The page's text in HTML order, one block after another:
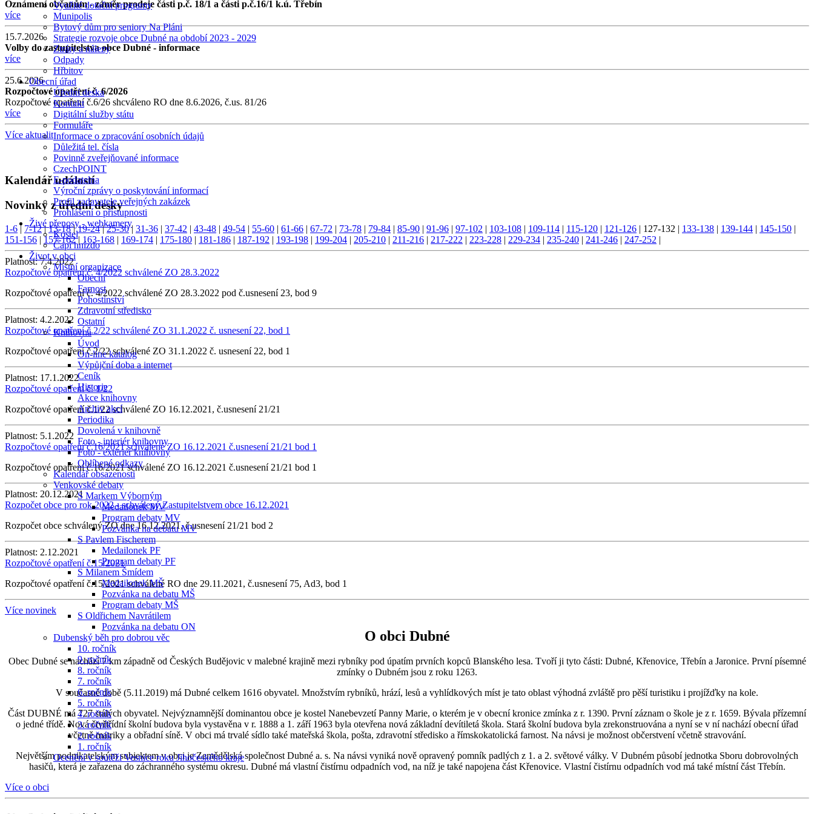
Využité dotační programy
Munipolis
Bytový dům pro seniory Na Pláni
Strategie rozvoje obce Dubné na období 2023 - 2029
Ztráty a nálezy
Odpady
Hřbitov
Obecní úřad
Úřední deska
Kontakt
Digitální služby státu
Formuláře
Informace o zpracování osobních údajů
Důležitá tel. čísla
Povinně zveřejňované informace
CzechPOINT
E-podatelna
Výroční zprávy o poskytování informací
Profil zadavatele veřejných zakázek
Prohlášení o přístupnosti
Živé přenosy - webkamery
Kostel
Čapí hnízdo
Život v obci
Místní organizace
Obecní
Farnost
Pohostinství
Zdravotní středisko
Ostatní
Knihovna
Úvod
On-line katalog
Výpůjční doba a internet
Ceník
Historie
Akce knihovny
Archiv akcí
Periodika
Dovolená v knihovně
Foto - interiér knihovny
Foto - exteriér knihovny
Oblíbené odkazy
Kalendář obsazenosti
Venkovské debaty
S Markem Výborným
Medailonek MV
Program debaty MV
Pozvánka na debatu MV
S Pavlem Fischerem
Medailonek PF
Program debaty PF
S Milanem Šmídem
Medailonek MŠ
Pozvánka na debatu MŠ
Program debaty MŠ
S Oldřichem Navrátilem
Pozvánka na debatu ON
Dubenský běh pro dobrou věc
10. ročník
9. ročník
8. ročník
7. ročník
6. ročník
5. ročník
4. ročník
3. ročník
2. ročník
1. ročník
Ocenění v soutěži Vesnice roku Jihočeského kraje
Oznámení občanům - záměr prodeje části p.č. 18/1 a části p.č.16/1 k.ú. Třebín
více
15.7.2026
Volby do zastupitelstva obce Dubné - informace
více
25.6.2026
Rozpočtové opatření č. 6/2026
Rozpočtové opatření č.6/26 shcváleno RO dne 8.6.2026, č.us. 81/26
více
Více aktualit
Kalendář událostí
Novinky z úřední desky
1-6| 7-12|13-18|19-24|25-30| 31-36 | 37-42 | 43-48 | 49-54 | 55-60 | 61-66 | 67-72 | 73-78 | 79-84 | 85-90 | 91-96 | 97-102 | 103-108 | 109-114 | 115-120 | 121-126 | 127-132 | 133-138 | 139-144 | 145-150 |
151-156 | 157-162| 163-168 | 169-174 | 175-180 | 181-186 | 187-192 | 193-198 | 199-204 | 205-210 | 211-216 | 217-222 | 223-228 | 229-234 | 235-240 | 241-246 | 247-252 |
Platnost:7.4.2022
Rozpočtové opatření č. 4/2022 schválené ZO 28.3.2022
Rozpočtové opatření č. 4/2022 schválené ZO 28.3.2022 pod č.usnesení 23, bod 9
Platnost: 4.2.2022
Rozpočtové opatření č.2/22 schválené ZO 31.1.2022 č. usnesení 22, bod 1
Rozpočtové opatření č.2/22 schválené ZO 31.1.2022 č. usnesení 22, bod 1
Platnost: 17.1.2022
Rozpočtové opatření č. 1/22
Rozpočtové opatření č.1/22 schválené ZO 16.12.2021, č.usnesení 21/21
Platnost: 5.1.2022
Rozpočtové opatření č.16/2021 schválené ZO 16.12.2021 č.usnesení 21/21 bod 1
Rozpočtové opatření č.16/2021 schválené ZO 16.12.2021 č.usnesení 21/21 bod 1
Platnost: 20.12.2021
Rozpočet obce pro rok 2022 - schválený Zastupitelstvem obce 16.12.2021
Rozpočet obce schválený ZO dne 16.12.2021, č.usnesení 21/21 bod 2
Platnost: 2.12.2021
Rozpočtové opatření č.15/2021
Rozpočtové opatření č.15/2021 schválené RO dne 29.11.2021, č.usnesení 75, Ad3, bod 1
Více novinek
O obci Dubné
Obec Dubné se nachází 7 km západně od Českých Budějovic v malebné krajině mezi rybníky pod úpatím prvních kopců Blanského lesa. Tvoří ji tyto části: Dubné, Křenovice, Třebín a Jaronice. První písemné
zmínky o Dubném jsou z roku 1263.
V současné době (5.11.2019) má Dubné celkem 1616 obyvatel. Množstvím rybníků, hrází, lesů a vyhlídkových míst je tato oblast výhodná zvláště pro pěší turistiku i projížďky na kole.
Část DUBNÉ má 727 stálých obyvatel. Nejvýznamnější dominantou obce je kostel Nanebevzetí Panny Marie, o kterém je v obecní kronice zmínka z r. 1390. První záznam o škole je z r. 1659. Bývala přízemní
o jedné třídě. Nová čtyřtřídní školní budova byla vystavěna v r. 1888 a 1. září 1963 byla otevřena nová základní devítiletá škola. Stará školní budova byla zrekonstruována a nyní se v ní nachází obecní úřad
včetně matriky a obřadní síně. V obci má trvalé sídlo také mateřská škola, pošta, zdravotní středisko a římskokatolická farnost. Na návsi je možnost občerstvení včetně stravování.
Největším podnikatelským subjektem v obci je Zemědělská společnost Dubné a. s. Na návsi vyniká nově opravený pomník padlých z 1. a 2. světové války. V Dubném působí jednotka Sboru dobrovolných
hasičů, která je zařazena do záchranného systému okresu. Dubné má vlastní čistírnu odpadních vod, na níž je také napojena část Křenovice. Vlastní čistírnu odpadních vod má také místní část Třebín.
Více o obci